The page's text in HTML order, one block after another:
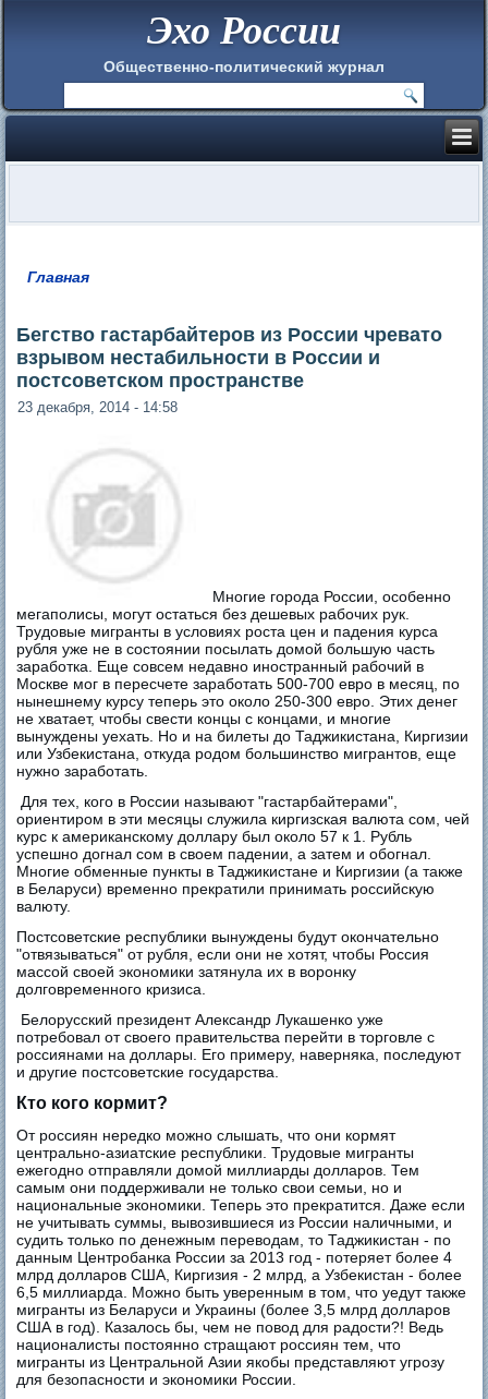
Эхо России
Общественно-политический журнал
Главная
Бегство гастарбайтеров из России чревато
взрывом нестабильности в России и
постсоветском пространстве
23 декабря, 2014 - 14:58
Многие города России, особенно
мегаполисы, могут остаться без дешевых рабочих рук.
Трудовые мигранты в условиях роста цен и падения курса
рубля уже не в состоянии посылать домой большую часть
заработка. Еще совсем недавно иностранный рабочий в
Москве мог в пересчете заработать 500-700 евро в месяц, по
нынешнему курсу теперь это около 250-300 евро. Этих денег
не хватает, чтобы свести концы с концами, и многие
вынуждены уехать. Но и на билеты до Таджикистана, Киргизии
или Узбекистана, откуда родом большинство мигрантов, еще
нужно заработать.
Для тех, кого в России называют "гастарбайтерами",
ориентиром в эти месяцы служила киргизская валюта сом, чей
курс к американскому доллару был около 57 к 1. Рубль
успешно догнал сом в своем падении, а затем и обогнал.
Многие обменные пункты в Таджикистане и Киргизии (а также
в Беларуси) временно прекратили принимать российскую
валюту.
Постсоветские республики вынуждены будут окончательно
"отвязываться" от рубля, если они не хотят, чтобы Россия
массой своей экономики затянула их в воронку
долговременного кризиса.
Белорусский президент Александр Лукашенко уже
потребовал от своего правительства перейти в торговле с
россиянами на доллары. Его примеру, наверняка, последуют
и другие постсоветские государства.
Кто кого кормит?
От россиян нередко можно слышать, что они кормят
центрально-азиатские республики. Трудовые мигранты
ежегодно отправляли домой миллиарды долларов. Тем
самым они поддерживали не только свои семьи, но и
национальные экономики. Теперь это прекратится. Даже если
не учитывать суммы, вывозившиеся из России наличными, и
судить только по денежным переводам, то Таджикистан - по
данным Центробанка России за 2013 год - потеряет более 4
млрд долларов США, Киргизия - 2 млрд, а Узбекистан - более
6,5 миллиарда. Можно быть уверенным в том, что уедут также
мигранты из Беларуси и Украины (более 3,5 млрд долларов
США в год). Казалось бы, чем не повод для радости?! Ведь
националисты постоянно стращают россиян тем, что
мигранты из Центральной Азии якобы представляют угрозу
для безопасности и экономики России.